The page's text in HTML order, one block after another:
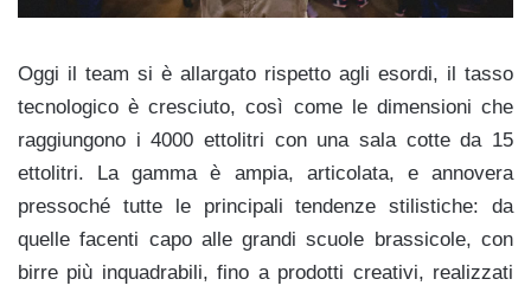
Oggi il team si è allargato rispetto agli esordi, il tasso
tecnologico è cresciuto, così come le dimensioni che
raggiungono i 4000 ettolitri con una sala cotte da 15
ettolitri. La gamma è ampia, articolata, e annovera
pressoché tutte le principali tendenze stilistiche: da
quelle facenti capo alle grandi scuole brassicole, con
birre più inquadrabili, fino a prodotti creativi, realizzati